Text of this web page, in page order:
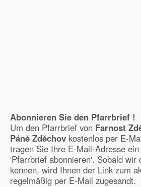
Abonnieren Sie den Pfarrbrief !
Um den Pfarrbrief von Farnost
Páně Zděchov kostenlos per E-
tragen Sie Ihre E-Mail-Adresse
'Pfarrbrief abonnieren'. Sobald wir
kennen, wird Ihnen der Link zum
regelmäßig per E-Mail zugesandt.